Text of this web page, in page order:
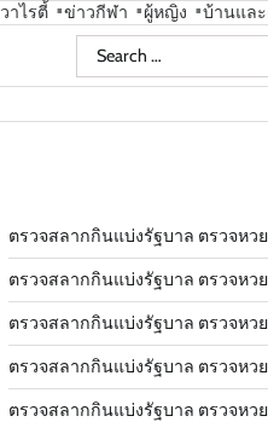
วาไรตี้ ข่าวกีฬา ผู้หญิง บ้านแล
Search
for:
ตรวจสลากกินแบ่งรัฐบาล ตรวจหวย
ตรวจสลากกินแบ่งรัฐบาล ตรวจหวย
ตรวจสลากกินแบ่งรัฐบาล ตรวจหว
ตรวจสลากกินแบ่งรัฐบาล ตรวจหว
ตรวจสลากกินแบ่งรัฐบาล ตรวจหว